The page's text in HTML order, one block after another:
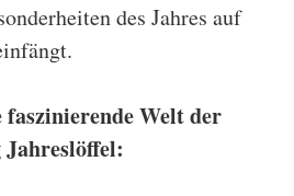
des Jahres auf
faszinierende Welt der
: